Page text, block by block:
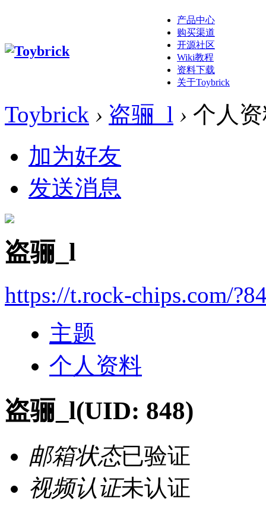
产品中心
购买渠道
开源社区
Wiki教程
资料下载
关于Toybrick
Toybrick › 盗骊_l › 个人
加为好友
发送消息
盗骊_l
https://t.rock-chips.com/
主题
个人资料
盗骊_l(UID: 848)
邮箱状态已验证
视频认证未认证